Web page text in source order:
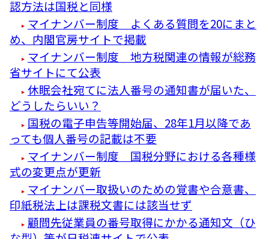
認方法は国税と同様
マイナンバー制度 よくある質問を20にまと
め、内閣官房サイトで掲載
マイナンバー制度 地方税関連の情報が総務
省サイトにて公表
休眠会社宛てに法人番号の通知書が届いた、
どうしたらいい？
国税の電子申告等開始届、28年1月以降であ
っても個人番号の記載は不要
マイナンバー制度 国税分野における各種様
式の変更点が更新
マイナンバー取扱いのための覚書や合意書、
印紙税法上は課税文書には該当せず
顧問先従業員の番号取得にかかる通知文（ひ